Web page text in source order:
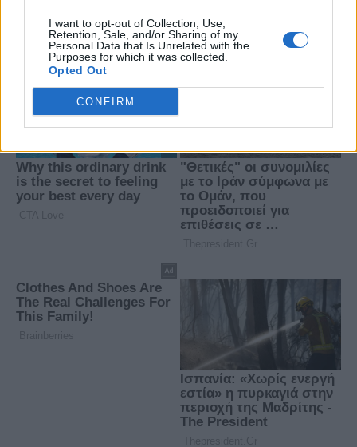
I want to opt-out of Collection, Use,
Retention, Sale, and/or Sharing of my
Personal Data that Is Unrelated with the
Purposes for which it was collected.
Opted Out
CONFIRM